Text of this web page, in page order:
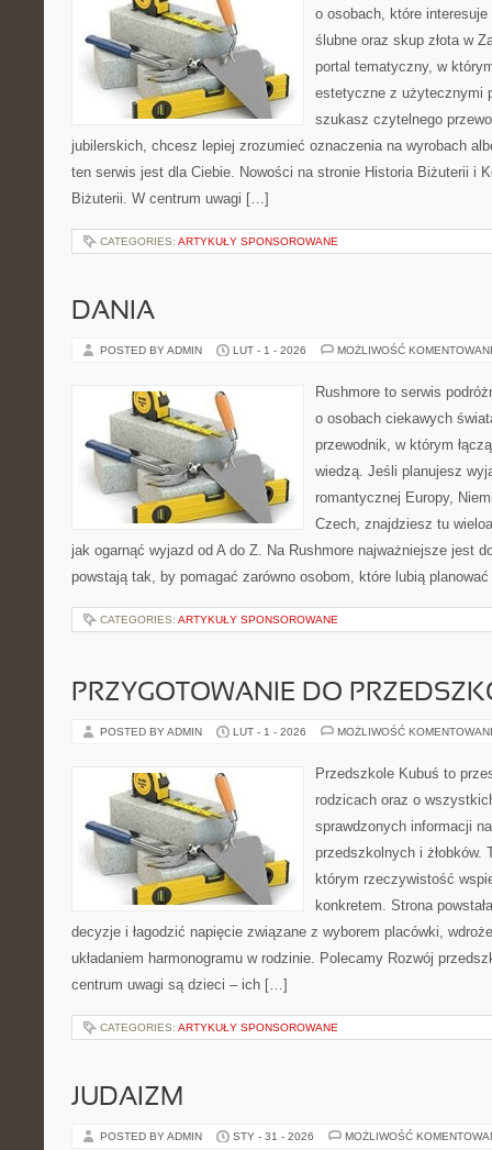
o osobach, które
ślubne oraz skup złota w
portal tematyczny, w
estetyczne z użytecznymi
szukasz czytelnego
jubilerskich, chcesz lepiej zrozumieć oznaczenia na wyrobach
ten serwis jest dla Ciebie. Nowości na stronie Historia Biżuterii i
Biżuterii. W centrum uwagi […]
CATEGORIES: ARTYKUŁY SPONSOROWANE
DANIA
POSTED BY ADMIN LUT - 1 - 2026 MOŻLIWOŚĆ
Rushmore to serwis
o osobach ciekawych
przewodnik, w którym
wiedzą. Jeśli planujesz
romantycznej Europy,
Czech, znajdziesz tu
jak ogarnąć wyjazd od A do Z. Na Rushmore najważniejsze jest
powstają tak, by pomagać zarówno osobom, które lubią
CATEGORIES: ARTYKUŁY SPONSOROWANE
PRZYGOTOWANIE DO
POSTED BY ADMIN LUT - 1 - 2026 MOŻLIWOŚĆ
Przedszkole Kubuś to
rodzicach oraz o
sprawdzonych informacji
przedszkolnych i żłobków.
którym rzeczywistość
konkretem. Strona
decyzje i łagodzić napięcie związane z wyborem placówki,
układaniem harmonogramu w rodzinie. Polecamy Rozwój
centrum uwagi są dzieci – ich […]
CATEGORIES: ARTYKUŁY SPONSOROWANE
JUDAIZM
POSTED BY ADMIN STY - 31 - 2026 MOŻLIWOŚĆ